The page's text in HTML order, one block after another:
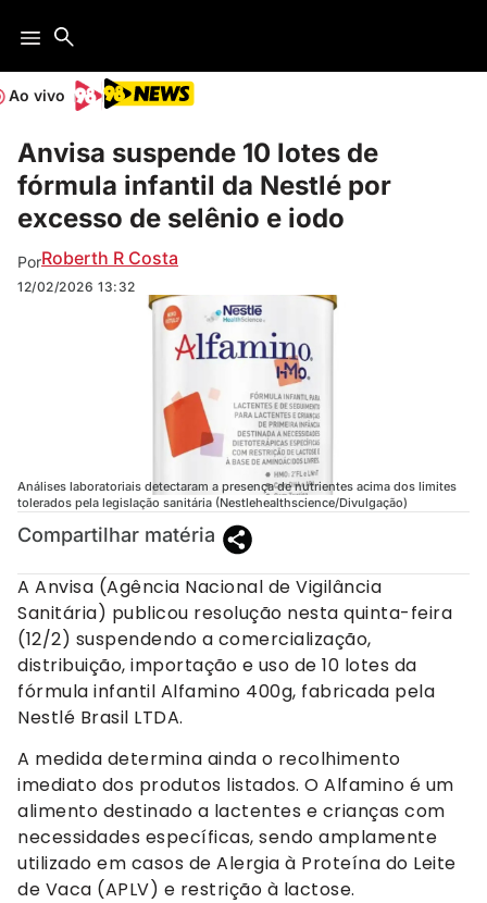
Ao vivo
Anvisa suspende 10 lotes de
fórmula infantil da Nestlé por
excesso de selênio e iodo
PorRoberth R Costa
12/02/2026 13:32
Análises laboratoriais detectaram a presença de nutrientes acima dos limites
tolerados pela legislação sanitária (Nestlehealthscience/Divulgação)
Compartilhar matéria
A Anvisa (Agência Nacional de Vigilância
Sanitária) publicou resolução nesta quinta-feira
(12/2) suspendendo a comercialização,
distribuição, importação e uso de 10 lotes da
fórmula infantil Alfamino 400g, fabricada pela
Nestlé Brasil LTDA.
A medida determina ainda o recolhimento
imediato dos produtos listados. O Alfamino é um
alimento destinado a lactentes e crianças com
necessidades específicas, sendo amplamente
utilizado em casos de Alergia à Proteína do Leite
de Vaca (APLV) e restrição à lactose.